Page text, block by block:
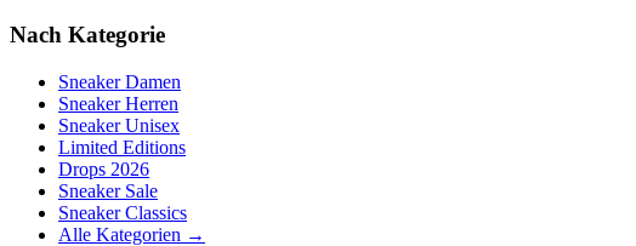
Nach Kategorie
Sneaker Damen
Sneaker Herren
Sneaker Unisex
Limited Editions
Drops 2026
Sneaker Sale
Sneaker Classics
Alle Kategorien →